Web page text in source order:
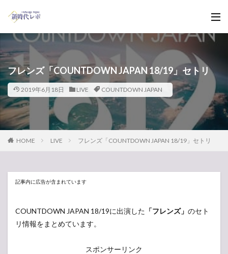
フレンズ「COUNTDOWN JAPAN 18/19」セトリ
2019年6月18日 LIVE COUNTDOWN JAPAN
HOME LIVE フレンズ「COUNTDOWN JAPAN 18/19」セトリ
記事内に広告が含まれています
COUNTDOWN JAPAN 18/19に出演した 「フレンズ」 のセト
リ情報をまとめています。
スポンサーリンク